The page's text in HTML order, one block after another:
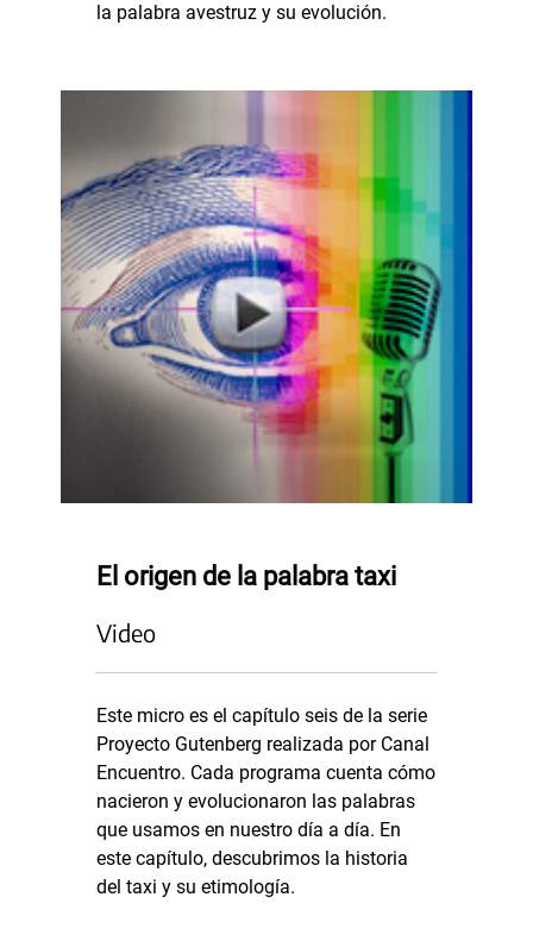
la palabra avestruz y su evolución.
El origen de la palabra taxi
Video
Este micro es el capítulo seis de la serie
Proyecto Gutenberg realizada por Canal
Encuentro. Cada programa cuenta cómo
nacieron y evolucionaron las palabras
que usamos en nuestro día a día. En
este capítulo, descubrimos la historia
del taxi y su etimología.